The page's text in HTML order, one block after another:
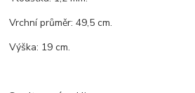
Vrchní průměr: 49,5 cm.
Výška: 19 cm.